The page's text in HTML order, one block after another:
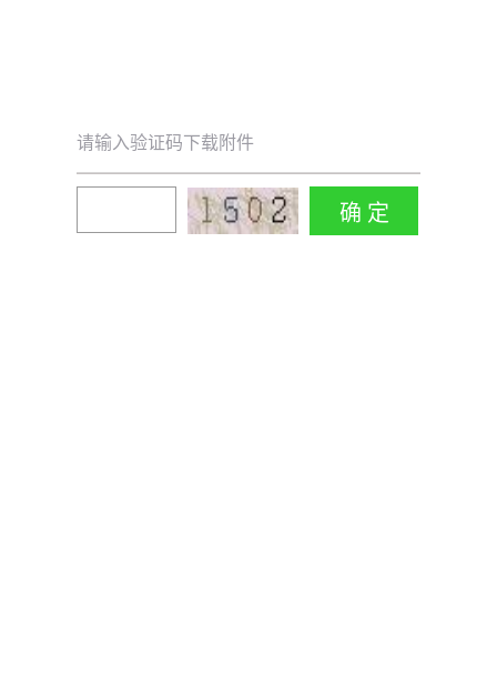
请输入验证码下载附件